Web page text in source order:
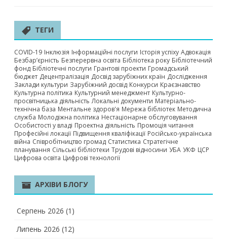
ТЕГИ
COVID-19 Інклюзія Інформаційні послуги Історія успіху Адвокація
Безбар’єрність Безперервна освіта Бібліотека року Бібліотечний
фонд Бібліотечні послуги Грантові проекти Громадський
бюджет Децентралізація Досвід зарубіжних країн Дослідження
Заклади культури Зарубіжний досвід Конкурси Краєзнавство
Культурна політика Культурний менеджмент Культурно-
просвітницька діяльність Локальні документи Матеріально-
технічна база Ментальне здоров'я Мережа бібліотек Методична
служба Молодіжна політика Нестаціонарне обслуговування
Особистості у владі Проектна діяльність Промоція читання
Професійні локації Підвищення кваліфікації Російсько-українська
війна Співробітництво громад Статистика Стратегічне
планування Сільські бібліотеки Трудові відносини УБА УКФ ЦСР
Цифрова освіта Цифрові технології
АРХІВИ БЛОГУ
Серпень 2026 (1)
Липень 2026 (12)